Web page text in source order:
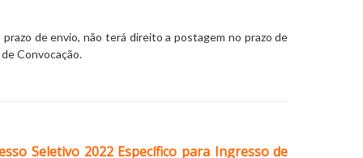
de envio, não terá direito a postagem no prazo de
Convocação.
Seletivo 2022 Específico para Ingresso de